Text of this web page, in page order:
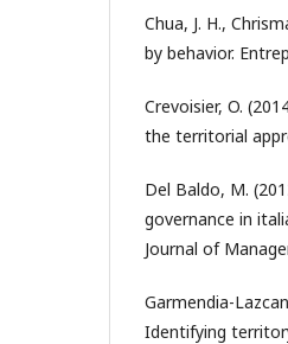
Chua, J. H.,
by behavior.
Crevoisier, O.
the territorial
Del Baldo, M.
governance in
Journal of
Garmendia-
Identifying